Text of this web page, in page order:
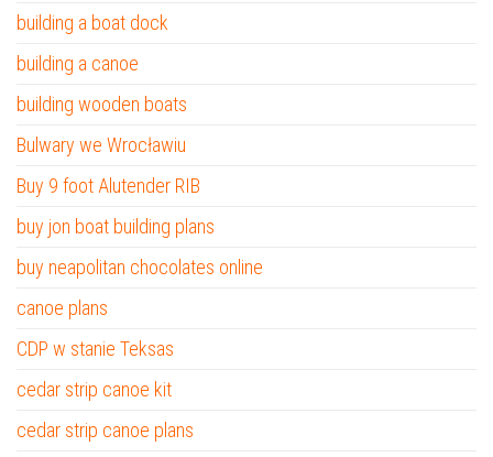
building a boat dock
building a canoe
building wooden boats
Bulwary we Wrocławiu
Buy 9 foot Alutender RIB
buy jon boat building plans
buy neapolitan chocolates online
canoe plans
CDP w stanie Teksas
cedar strip canoe kit
cedar strip canoe plans